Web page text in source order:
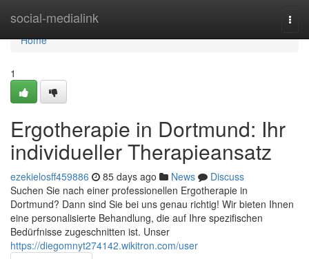
social-medialink
Home
Home
1
Ergotherapie in Dortmund: Ihr
individueller Therapieansatz
ezekielosff459886 85 days ago News
Discuss
Suchen Sie nach einer professionellen Ergotherapie in
Dortmund? Dann sind Sie bei uns genau richtig! Wir bieten Ihnen
eine personalisierte Behandlung, die auf Ihre spezifischen
Bedürfnisse zugeschnitten ist. Unser
https://diegomnyt274142.wikitron.com/user